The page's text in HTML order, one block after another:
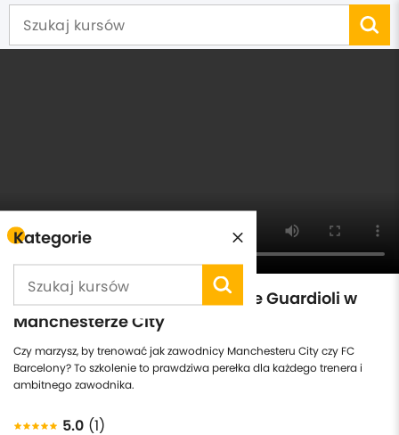
Kategorie
Najnowsze metody treningowe Guardioli w
Manchesterze City
Czy marzysz, by trenować jak zawodnicy Manchesteru City czy FC
Barcelony? To szkolenie to prawdziwa perełka dla każdego trenera i
ambitnego zawodnika.
5.0 (1)